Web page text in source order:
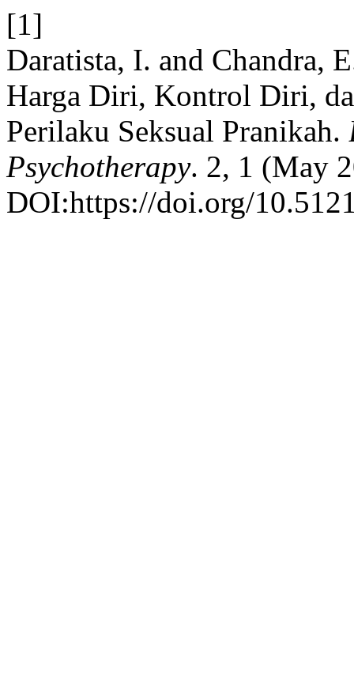
[1]
Daratista, I. and Chandra,
Harga Diri, Kontrol Diri,
Perilaku Seksual Pranikah.
Psychotherapy. 2, 1 (May
DOI:https://doi.org/